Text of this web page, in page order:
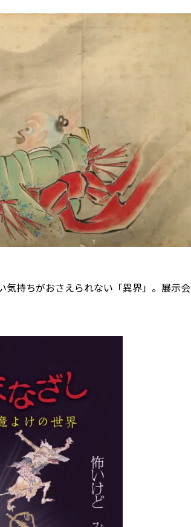
持ちがおさえられない「異界」。展示会